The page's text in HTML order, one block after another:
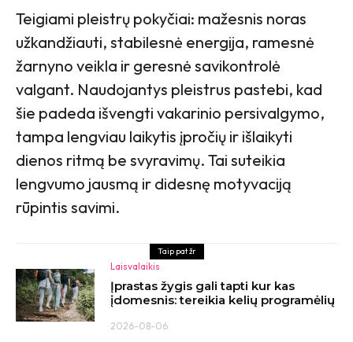
Teigiami pleistrų pokyčiai: mažesnis noras
užkandžiauti, stabilesnė energija, ramesnė
žarnyno veikla ir geresnė savikontrolė
valgant. Naudojantys pleistrus pastebi, kad
šie padeda išvengti vakarinio persivalgymo,
tampa lengviau laikytis įpročių ir išlaikyti
dienos ritmą be svyravimų. Tai suteikia
lengvumo jausmą ir didesnę motyvaciją
rūpintis savimi.
Taip pat žr
Laisvalaikis
Įprastas žygis gali tapti kur kas
įdomesnis: tereikia kelių programėlių
2026-08-06